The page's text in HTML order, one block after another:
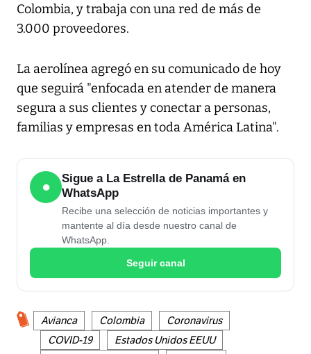
Colombia, y trabaja con una red de más de
3.000 proveedores.
La aerolínea agregó en su comunicado de hoy
que seguirá "enfocada en atender de manera
segura a sus clientes y conectar a personas,
familias y empresas en toda América Latina".
●
Sigue a La Estrella de Panamá en
WhatsApp
Recibe una selección de noticias importantes y
mantente al día desde nuestro canal de
WhatsApp.
Seguir canal
Avianca Colombia
Coronavirus
COVID-19
Estados Unidos EEUU